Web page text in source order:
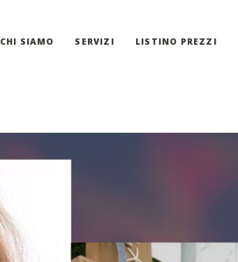
CHI SIAMO SERVIZI LISTINO PREZZI